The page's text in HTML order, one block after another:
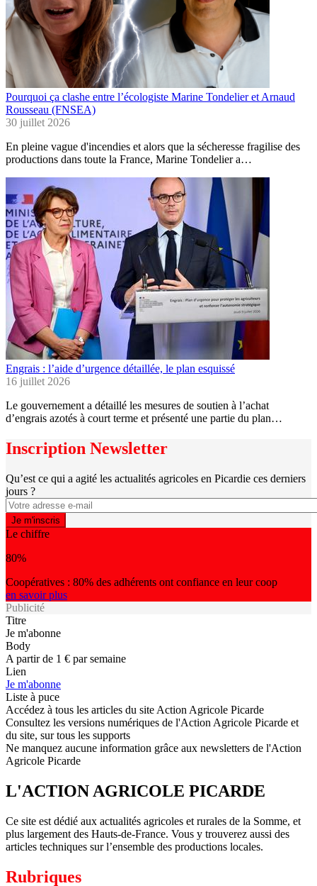
Pourquoi ça clashe entre l’écologiste Marine Tondelier et Arnaud
Rousseau (FNSEA)
30 juillet 2026
En pleine vague d'incendies et alors que la sécheresse fragilise des
productions dans toute la France, Marine Tondelier a…
Engrais : l’aide d’urgence détaillée, le plan esquissé
16 juillet 2026
Le gouvernement a détaillé les mesures de soutien à l’achat
d’engrais azotés à court terme et présenté une partie du plan…
Inscription Newsletter
Qu’est ce qui a agité les actualités agricoles en Picardie ces derniers
jours ?
Le chiffre
80%
Coopératives : 80% des adhérents ont confiance en leur coop
en savoir plus
Publicité
Titre
Je m'abonne
Body
A partir de 1 € par semaine
Lien
Je m'abonne
Liste à puce
Accédez à tous les articles du site Action Agricole Picarde
Consultez les versions numériques de l'Action Agricole Picarde et
du site, sur tous les supports
Ne manquez aucune information grâce aux newsletters de l'Action
Agricole Picarde
L'ACTION AGRICOLE PICARDE
Ce site est dédié aux actualités agricoles et rurales de la Somme, et
plus largement des Hauts-de-France. Vous y trouverez aussi des
articles techniques sur l’ensemble des productions locales.
Rubriques